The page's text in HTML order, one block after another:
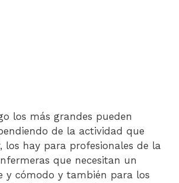
los más grandes pueden
de la actividad que
los hay para profesionales de la
que necesitan un
y cómodo y también para los